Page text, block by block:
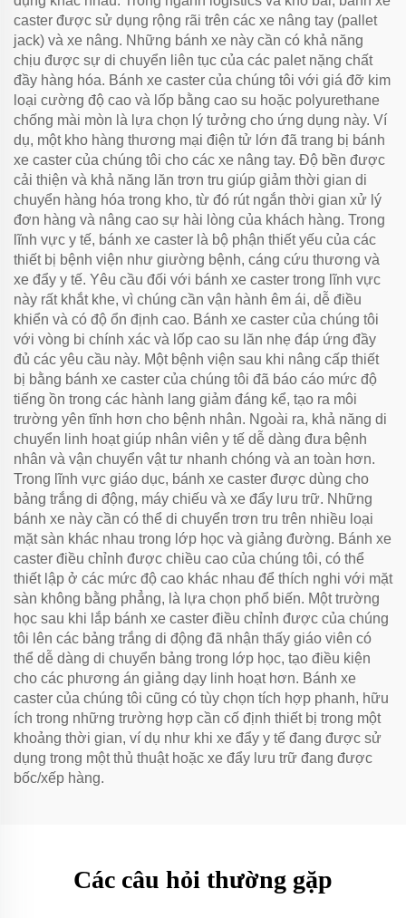
caster được sử dụng rộng rãi trên các xe nâng tay (pallet
jack) và xe nâng. Những bánh xe này cần có khả năng
chịu được sự di chuyển liên tục của các palet nặng chất
đầy hàng hóa. Bánh xe caster của chúng tôi với giá đỡ kim
loại cường độ cao và lốp bằng cao su hoặc polyurethane
chống mài mòn là lựa chọn lý tưởng cho ứng dụng này. Ví
dụ, một kho hàng thương mại điện tử lớn đã trang bị bánh
xe caster của chúng tôi cho các xe nâng tay. Độ bền được
cải thiện và khả năng lăn trơn tru giúp giảm thời gian di
chuyển hàng hóa trong kho, từ đó rút ngắn thời gian xử lý
đơn hàng và nâng cao sự hài lòng của khách hàng. Trong
lĩnh vực y tế, bánh xe caster là bộ phận thiết yếu của các
thiết bị bệnh viện như giường bệnh, cáng cứu thương và
xe đẩy y tế. Yêu cầu đối với bánh xe caster trong lĩnh vực
này rất khắt khe, vì chúng cần vận hành êm ái, dễ điều
khiển và có độ ổn định cao. Bánh xe caster của chúng tôi
với vòng bi chính xác và lốp cao su lăn nhẹ đáp ứng đầy
đủ các yêu cầu này. Một bệnh viện sau khi nâng cấp thiết
bị bằng bánh xe caster của chúng tôi đã báo cáo mức độ
tiếng ồn trong các hành lang giảm đáng kể, tạo ra môi
trường yên tĩnh hơn cho bệnh nhân. Ngoài ra, khả năng di
chuyển linh hoạt giúp nhân viên y tế dễ dàng đưa bệnh
nhân và vận chuyển vật tư nhanh chóng và an toàn hơn.
Trong lĩnh vực giáo dục, bánh xe caster được dùng cho
bảng trắng di động, máy chiếu và xe đẩy lưu trữ. Những
bánh xe này cần có thể di chuyển trơn tru trên nhiều loại
mặt sàn khác nhau trong lớp học và giảng đường. Bánh xe
caster điều chỉnh được chiều cao của chúng tôi, có thể
thiết lập ở các mức độ cao khác nhau để thích nghi với mặt
sàn không bằng phẳng, là lựa chọn phổ biến. Một trường
học sau khi lắp bánh xe caster điều chỉnh được của chúng
tôi lên các bảng trắng di động đã nhận thấy giáo viên có
thể dễ dàng di chuyển bảng trong lớp học, tạo điều kiện
cho các phương án giảng dạy linh hoạt hơn. Bánh xe
caster của chúng tôi cũng có tùy chọn tích hợp phanh, hữu
ích trong những trường hợp cần cố định thiết bị trong một
khoảng thời gian, ví dụ như khi xe đẩy y tế đang được sử
dụng trong một thủ thuật hoặc xe đẩy lưu trữ đang được
bốc/xếp hàng.
Các câu hỏi thường gặp